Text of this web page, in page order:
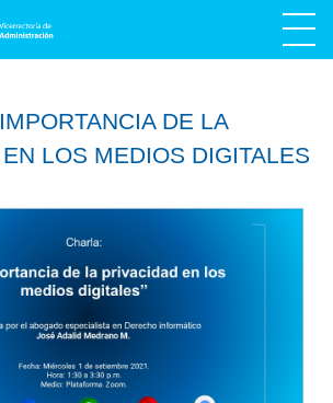
DE LA
LOS MEDIOS DIGITALES